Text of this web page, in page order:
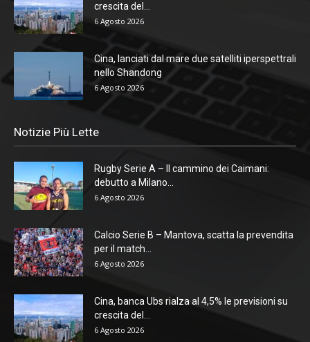
crescita del...
6 Agosto 2026
Cina, lanciati dal mare due satelliti iperspettrali
nello Shandong
6 Agosto 2026
Notizie Più Lette
Rugby Serie A – Il cammino dei Caimani:
debutto a Milano...
6 Agosto 2026
Calcio Serie B – Mantova, scatta la prevendita
per il match...
6 Agosto 2026
Cina, banca Ubs rialza al 4,5% le previsioni su
crescita del...
6 Agosto 2026